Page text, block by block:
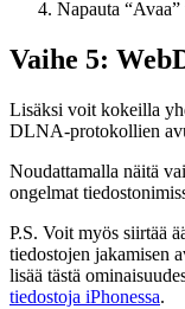
Napauta
Vaihe 5:
Lisäksi voit kokeilla
DLNA-protokollien
Noudattamalla näitä
ongelmat
P.S. Voit myös siirtää
tiedostojen jakamisen
lisää tästä
tiedostoja iPhonessa.